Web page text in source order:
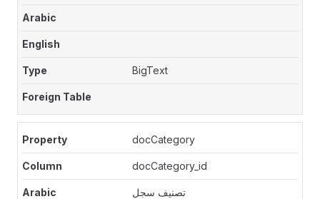
BigText
docCategory
docCategory_id
تصنيف سجل